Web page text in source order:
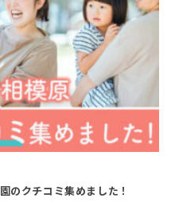
のクチコミ集めました！